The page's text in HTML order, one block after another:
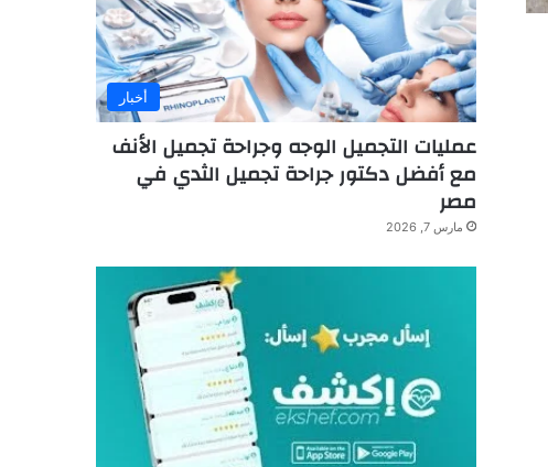
أخبار
عمليات التجميل الوجه وجراحة تجميل الأنف
مع أفضل دكتور جراحة تجميل الثدي في
مصر
مارس 7, 2026